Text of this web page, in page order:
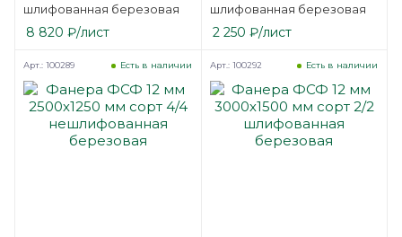
шлифованная березовая
8 820 ₽/лист
шлифованная березовая
2 250 ₽/лист
Есть в наличии
Арт.: 100289 Есть в наличии
Арт.: 100292